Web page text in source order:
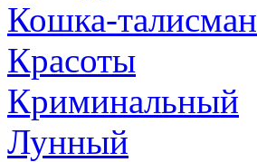
Кошка-талисман
Красоты
Криминальный
Лунный